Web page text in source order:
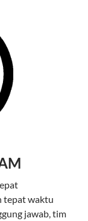
tepat waktu
jawab, tim